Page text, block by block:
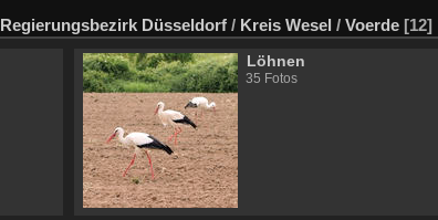
Regierungsbezirk Düsseldorf / Kreis Wesel / Voerde [12]
Löhnen
35 Fotos